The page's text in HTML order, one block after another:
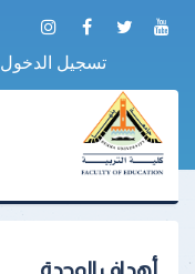
تسجيل الدخول